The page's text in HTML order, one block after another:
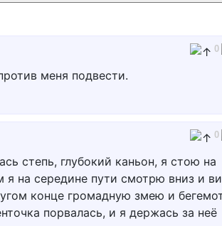
0
меня подвести.
0
степь, глубокий каньон, я стою на
я на середине пути смотрю вниз и
конце громадную змею и
порвалась, и я держась за неё